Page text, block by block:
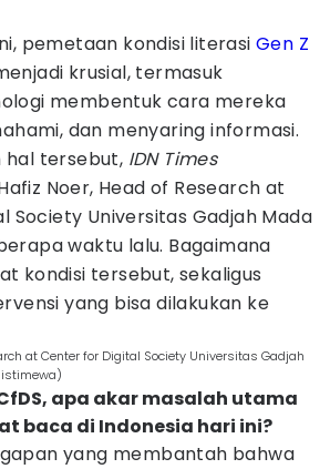
pemetaan kondisi literasi Gen Z
krusial, termasuk
membentuk cara mereka
dan menyaring informasi.
hal tersebut, IDN Times
Noer, Head of Research at
Society Universitas Gadjah Mada
waktu lalu. Bagaimana
kondisi tersebut, sekaligus
yang bisa dilakukan ke
at Center for Digital Society Universitas Gadjah
istimewa)
apa akar masalah utama
baca di Indonesia hari ini?
yang membantah bahwa